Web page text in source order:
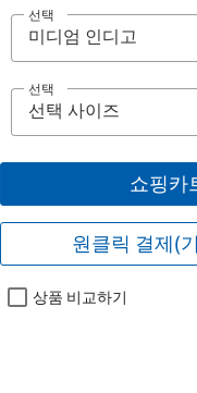
선택
선택
쇼핑카
원클릭 결제(
상품 비교하기